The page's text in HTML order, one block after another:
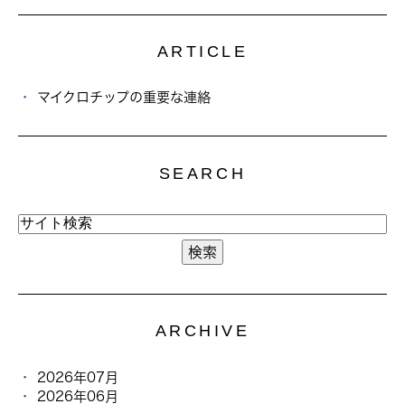
ARTICLE
マイクロチップの重要な連絡
SEARCH
ARCHIVE
2026年07月
2026年06月